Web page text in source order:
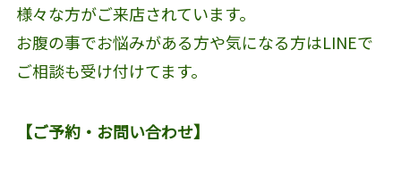
様々な方がご来店されています。
お腹の事でお悩みがある方や気になる方はLINEで
ご相談も受け付けてます。
【ご予約・お問い合わせ】